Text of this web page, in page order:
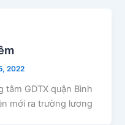
2022
tâm GDTX quận Bình
mới ra trường lương